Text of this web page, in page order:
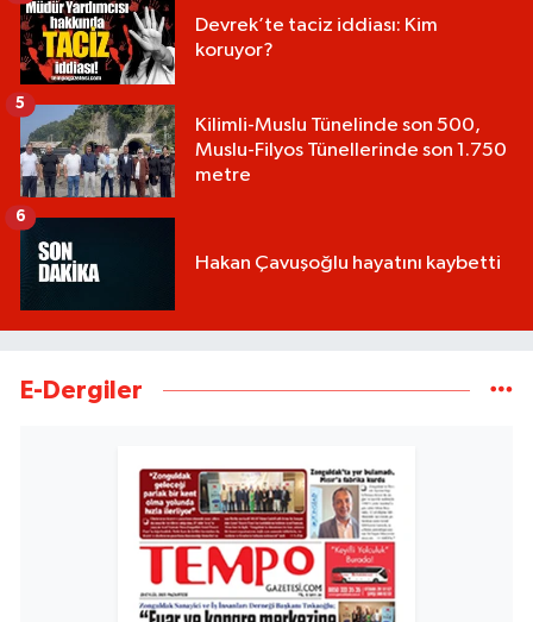
Devrek’te taciz iddiası: Kim
koruyor?
Kilimli-Muslu Tünelinde son 500,
Muslu-Filyos Tünellerinde son 1.750
metre
5
Hakan Çavuşoğlu hayatını kaybetti
6
E-Dergiler